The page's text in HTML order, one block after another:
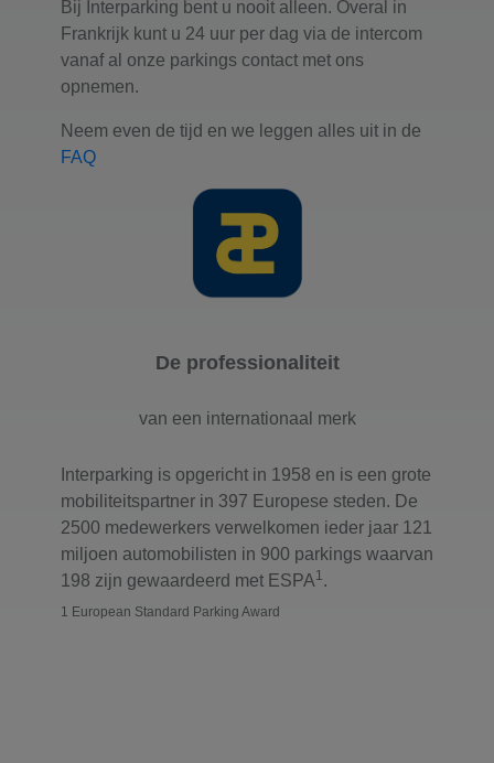
Bij Interparking bent u nooit alleen. Overal in
Frankrijk kunt u 24 uur per dag via de intercom
vanaf al onze parkings contact met ons
opnemen.
Neem even de tijd en we leggen alles uit in de
FAQ
De professionaliteit
van een internationaal merk
Interparking is opgericht in 1958 en is een grote
mobiliteitspartner in 397 Europese steden. De
2500 medewerkers verwelkomen ieder jaar 121
miljoen automobilisten in 900 parkings waarvan
198 zijn gewaardeerd met ESPA1.
1 European Standard Parking Award